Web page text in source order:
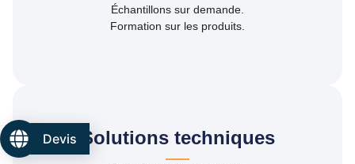
Échantillons sur demande.
Formation sur les produits.
Solutions techniques
Devis